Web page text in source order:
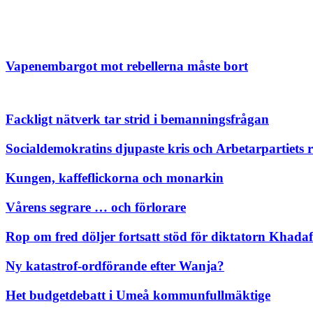
Vapenembargot mot rebellerna måste bort
Fackligt nätverk tar strid i bemanningsfrågan
Socialdemokratins djupaste kris och Arbetarpartiets
Kungen, kaffeflickorna och monarkin
Vårens segrare … och förlorare
Rop om fred döljer fortsatt stöd för diktatorn
Ny katastrof-ordförande efter Wanja?
Het budgetdebatt i Umeå kommunfullmäktige